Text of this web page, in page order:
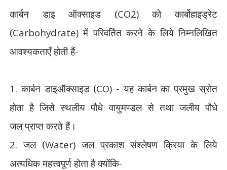
कार्बन डाइ ऑक्साइड (CO2)को कार्बोहाइड्रेट
(Carbohydrate)में परिवर्तित करने के लिये निम्नलिखित
आवश्यकताएँ होती हैं-
1.कार्बन डाइऑक्साइड (CO) -यह कार्बन का प्रमुख स्रोत
होता है जिसे स्थलीय पौधे वायुमण्डल से तथा जलीय पौधे
जलप्राप्त करते हैं।
2.जल (Water)जल प्रकाश संश्लेषण क्रिया के लिये
अत्यधिक महत्त्वपूर्ण होता है क्योंकि-